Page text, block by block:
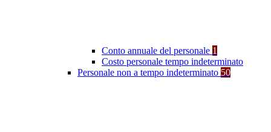
Conto annuale del personale 1
Costo personale tempo indeterminato
Personale non a tempo indeterminato 50